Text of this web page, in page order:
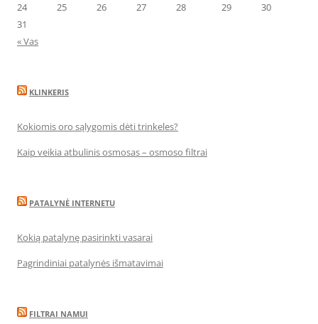
24
25 26 27 28 29
30
31
« Vas
KLINKERIS
Kokiomis oro sąlygomis dėti trinkeles?
Kaip veikia atbulinis osmosas – osmoso filtrai
PATALYNĖ INTERNETU
Kokią patalynę pasirinkti vasarai
Pagrindiniai patalynės išmatavimai
FILTRAI NAMUI